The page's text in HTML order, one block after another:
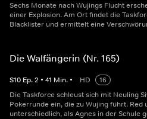
Sechs Monate nach Wujings Flucht
einer Explosion. Am Ort findet die
Blacklister und ermittelt eine
Die Walfängerin (Nr. 165)
S10 Ep.2 • 41 Min. • HD
16
Die Taskforce schleust sich mit Neuling
Pokerrunde ein, die zu Wujing führt. Red
unterschiedlich, als Agnes in der Schule